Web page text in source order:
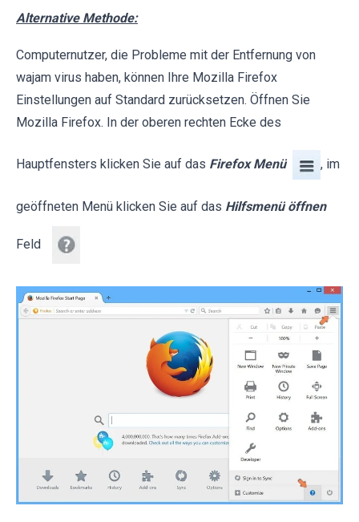
Alternative Methode:
Computernutzer, die Probleme mit der Entfernung von
wajam virus haben, können Ihre Mozilla Firefox
Einstellungen auf Standard zurücksetzen. Öffnen Sie
Mozilla Firefox. In der oberen rechten Ecke des
Hauptfensters klicken Sie auf das Firefox Menü , im
geöffneten Menü klicken Sie auf das Hilfsmenü öffnen
Feld